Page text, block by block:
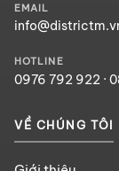
EMAIL
HOTLINE
0976 792 922 ·
VỀ CHÚNG TÔI